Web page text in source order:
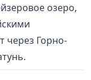
озеро,
через Горно-